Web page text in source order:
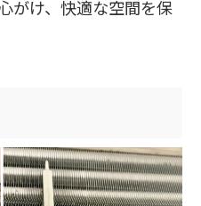
がけ、快適な空間を保